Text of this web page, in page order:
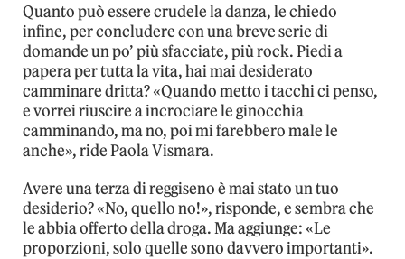
Quanto può essere crudele la danza, le chiedo
infine, per concludere con una breve serie di
domande un po’ più sfacciate, più rock. Piedi a
papera per tutta la vita, hai mai desiderato
camminare dritta? «Quando metto i tacchi ci penso,
e vorrei riuscire a incrociare le ginocchia
camminando, ma no, poi mi farebbero male le
anche», ride Paola Vismara.
Avere una terza di reggiseno è mai stato un tuo
desiderio? «No, quello no!», risponde, e sembra che
le abbia offerto della droga. Ma aggiunge: «Le
proporzioni, solo quelle sono davvero importanti».